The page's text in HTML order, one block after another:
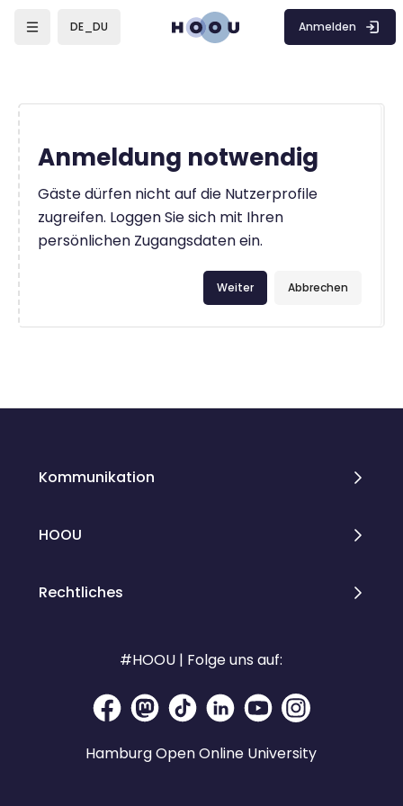
DE_DU Anmelden
Anmeldung notwendig
Gäste dürfen nicht auf die Nutzerprofile
zugreifen. Loggen Sie sich mit Ihren
persönlichen Zugangsdaten ein.
Abbrechen
Weiter
Kommunikation
HOOU
Rechtliches
#HOOU | Folge uns auf:
Hamburg Open Online University